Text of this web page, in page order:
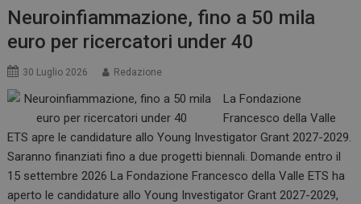
Neuroinfiammazione, fino a 50 mila
euro per ricercatori under 40
30 Luglio 2026 Redazione
La Fondazione
Francesco della Valle
ETS apre le candidature allo Young Investigator Grant 2027-2029.
Saranno finanziati fino a due progetti biennali. Domande entro il
15 settembre 2026 La Fondazione Francesco della Valle ETS ha
aperto le candidature allo Young Investigator Grant 2027-2029,
_ga_Z2VT792F98
tracking-sites-
ironfish-tracking-
enable
www.dailyhealthindustry.it
4
settimane
2 giorni